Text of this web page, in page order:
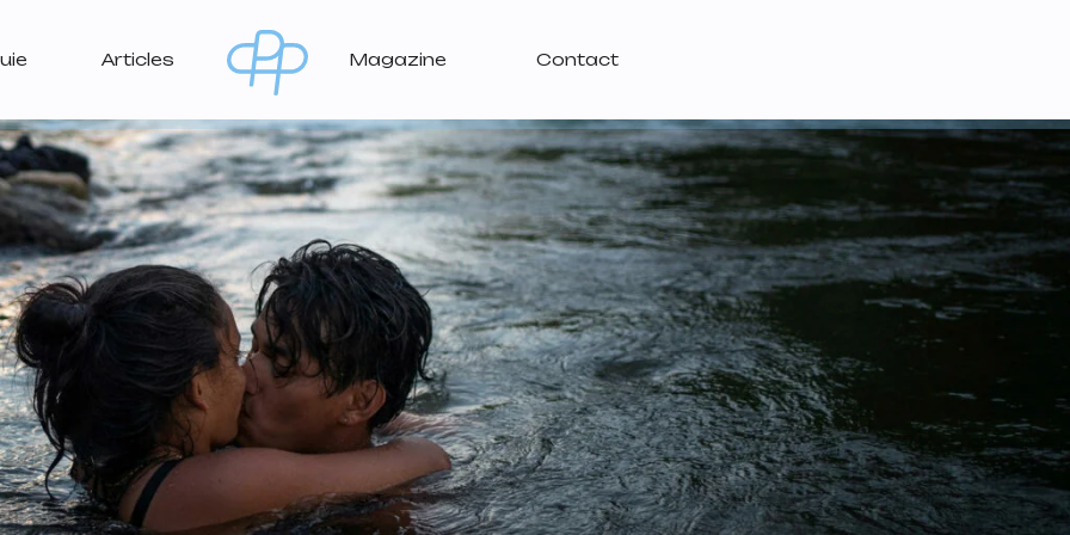
Articles Magazine Contact